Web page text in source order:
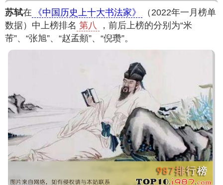
苏轼在 《中国历史上十大书法家》
（2022年一月榜单
数据）中上榜排名 第八
，前后上榜的分别为“米
芾”、“张旭”、“赵孟頫”、“倪瓒”。